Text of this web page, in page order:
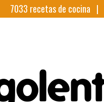
7033 recetas de cocina |